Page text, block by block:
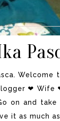
Welcome
❤ Wife
on and take
it as much